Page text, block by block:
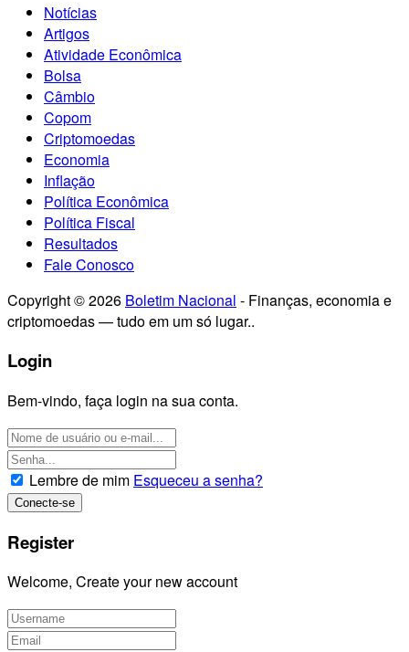
Notícias
Artigos
Atividade Econômica
Bolsa
Câmbio
Copom
Criptomoedas
Economia
Inflação
Política Econômica
Política Fiscal
Resultados
Fale Conosco
Copyright © 2026 Boletim Nacional - Finanças, economia e
criptomoedas — tudo em um só lugar..
Login
Bem-vindo, faça login na sua conta.
Lembre de mim Esqueceu a senha?
Register
Welcome, Create your new account